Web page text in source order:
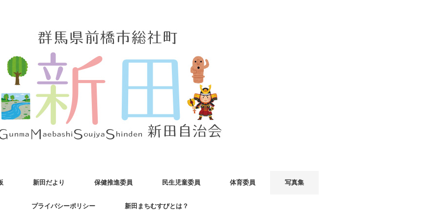
新田だより 保健推進委員 民生児童委員 体育委員 写真集
プライバシーポリシー 新田まちむすびとは？